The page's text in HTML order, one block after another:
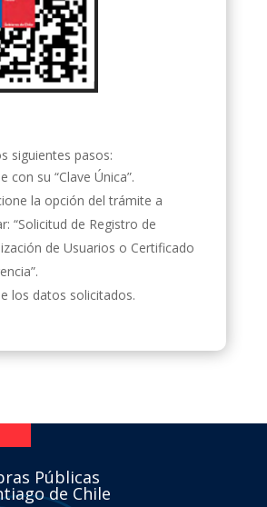
siguientes pasos:
con su “Clave Única”.
la opción del trámite a
“Solicitud de Registro de
de Usuarios o Certificado
los datos solicitados.
Públicas
de Chile